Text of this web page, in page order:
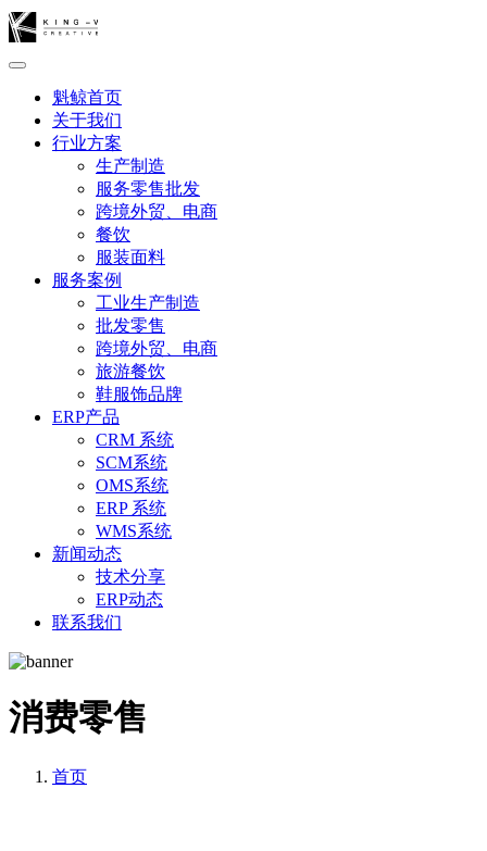
魁鲸首页
关于我们
行业方案
生产制造
服务零售批发
跨境外贸、电商
餐饮
服装面料
服务案例
工业生产制造
批发零售
跨境外贸、电商
旅游餐饮
鞋服饰品牌
ERP产品
CRM 系统
SCM系统
OMS系统
ERP 系统
WMS系统
新闻动态
技术分享
ERP动态
联系我们
消费零售
首页